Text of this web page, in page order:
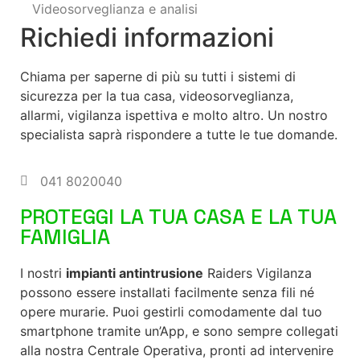
Videosorveglianza e analisi
Richiedi informazioni
Chiama per saperne di più su tutti i sistemi di
sicurezza per la tua casa, videosorveglianza,
allarmi, vigilanza ispettiva e molto altro. Un nostro
specialista saprà rispondere a tutte le tue domande.
041 8020040
PROTEGGI LA TUA CASA E LA TUA
FAMIGLIA
I nostri impianti antintrusione Raiders Vigilanza
possono essere installati facilmente senza fili né
opere murarie. Puoi gestirli comodamente dal tuo
smartphone tramite un’App, e sono sempre collegati
alla nostra Centrale Operativa, pronti ad intervenire